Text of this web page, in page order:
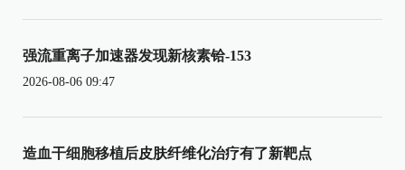
强流重离子加速器发现新核素铪-153
2026-08-06 09:47
造血干细胞移植后皮肤纤维化治疗有了新靶点